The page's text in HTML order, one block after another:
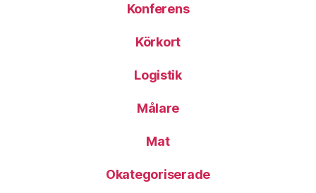
Konferens
Körkort
Logistik
Målare
Mat
Okategoriserade